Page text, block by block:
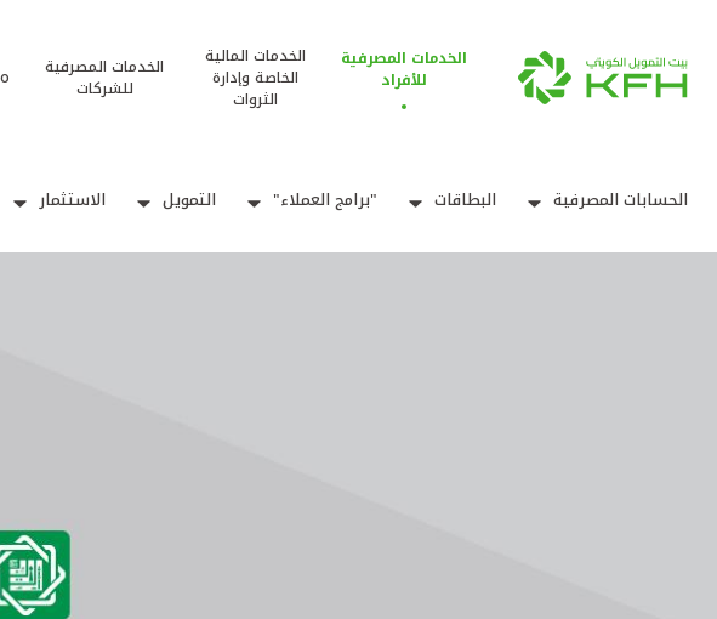
الخدمات المصرفية
للأفراد
الخدمات المالية
الخاصة وإدارة
الثروات
الخدمات المصرفية
للشركات
الحسابات المصرفية البطاقات "برامج العملاء" التمويل الاستثمار